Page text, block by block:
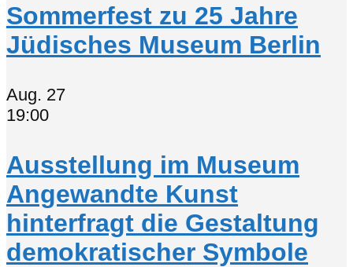
Sommerfest zu 25 Jahre
Jüdisches Museum Berlin
Aug. 27
19:00
Ausstellung im Museum
Angewandte Kunst
hinterfragt die Gestaltung
demokratischer Symbole